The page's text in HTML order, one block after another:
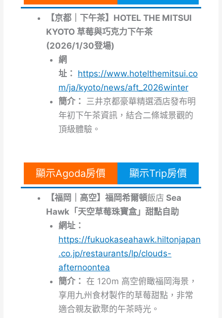
【京都｜下午茶】HOTEL THE MITSUI
KYOTO 草莓與巧克力下午茶
(2026/1/30登場)
網
址： https://www.hotelthemitsui.co
m/ja/kyoto/news/aft_2026winter
簡介：
三井京都豪華精選酒店發布明
年初下午茶資訊，結合二條城景觀的
頂級體驗。
顯示Agoda房價 顯示Trip房價
【福岡｜高空】福岡希爾頓飯店 Sea
Hawk「天空草莓珠寶盒」甜點自助
網址：
https://fukuokaseahawk.hiltonjapan
.co.jp/restaurants/lp/clouds-
afternoontea
簡介： 在 120m 高空俯瞰福岡海景，
享用九州食材製作的草莓甜點，非常
適合親友歡聚的午茶時光。